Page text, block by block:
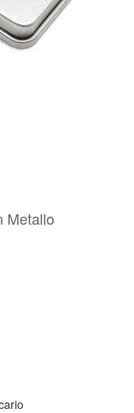
Metallo